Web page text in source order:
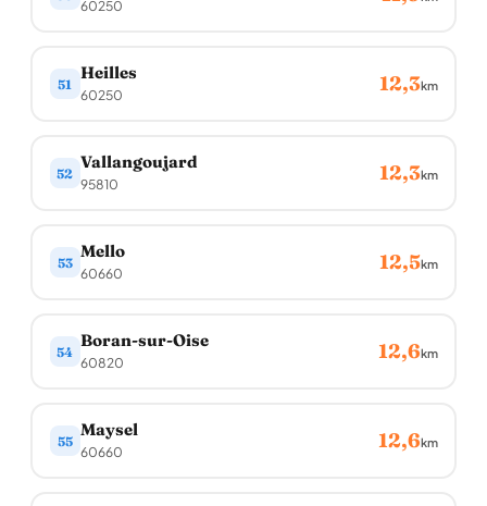
60250
51
Heilles
60250 12,3km
52
Vallangoujard
95810 12,3km
53
Mello
60660 12,5km
54
Boran-sur-Oise
60820 12,6km
55
Maysel
60660 12,6km